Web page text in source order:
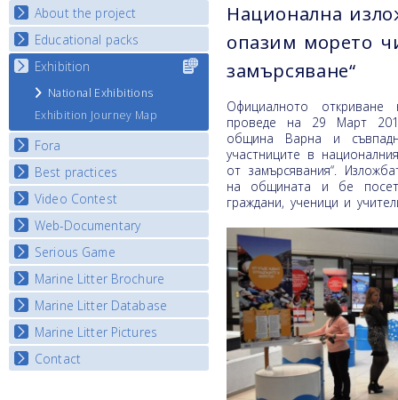
About the project
Objectives
Deliverables
Partners
Educational packs
E-learning course round I
E-learning course round II
E-learning course round III
E-learning course round IV
Exhibition
National Exhibitions
Exhibition Journey Map
Fora
National Fora Outcomes
Best practices
Best Practice Guide
Map Overview
Listview
Video Contest
National Video Contests
Web-Documentary
Watch Troubled Waters
Serious Game
Start the game
Marine Litter Brochure
Marine Litter Database
Marine Litter Pictures
Contact
Select content
for your
country
Национална
опазим морето
замърсяване“
Официалното
проведе на 29 Март
община Варна и
участниците в
от замърсявания“.
на общината и бе
граждани, ученици и